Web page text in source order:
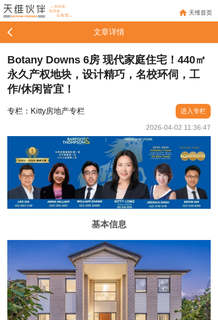
天维首页
文章详情
Botany Downs 6房 现代家庭住宅！440㎡
永久产权地块，设计精巧，名校环伺，工
作/休闲皆宜！
专栏：Kitty房地产专栏 进入专栏
2026-04-02 11:36:47
基本信息